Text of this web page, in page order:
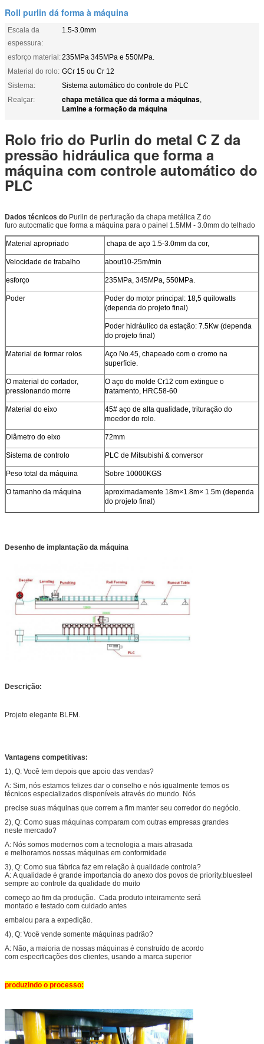
Roll purlin dá forma à máquina
Escala da
espessura:
1.5-3.0mm
esforço material:235MPa 345MPa e 550MPa.
Material do rolo: GCr 15 ou Cr 12
Sistema:
Sistema automático do controle do PLC
Realçar:
chapa metálica que dá forma a máquinas,
Lamine a formação da máquina
Rolo frio do Purlin do metal C Z da
pressão hidráulica que forma a
máquina com controle automático do
PLC
Dados técnicos do Purlin de perfuração da chapa metálica Z do
furo autocmatic que forma a máquina para o painel 1.5MM - 3.0mm do telhado
Material apropriado chapa de aço 1.5-3.0mm da cor,
Velocidade de trabalho about10-25m/min
esforço 235MPa, 345MPa, 550MPa.
Poder
Poder do motor principal: 18,5 quilowatts
(dependa do projeto final)
Poder hidráulico da estação: 7.5Kw (dependa
do projeto final)
Material de formar rolos
Aço No.45, chapeado com o cromo na
superfície.
O material do cortador,
pressionando morre
O aço do molde Cr12 com extingue o
tratamento, HRC58-60
Material do eixo
45# aço de alta qualidade, trituração do
moedor do rolo.
Diâmetro do eixo 72mm
Sistema de controlo PLC de Mitsubishi & conversor
Peso total da máquina Sobre 10000KGS
O tamanho da máquina
aproximadamente 18m×1.8m× 1.5m (dependa
do projeto final)
Desenho de implantação da máquina
Descrição:
Projeto elegante BLFM.
Vantagens competitivas:
1), Q: Você tem depois que apoio das vendas?
A: Sim, nós estamos felizes dar o conselho e nós igualmente temos os
técnicos especializados disponíveis através do mundo. Nós
precise suas máquinas que correm a fim manter seu corredor do negócio.
2), Q: Como suas máquinas comparam com outras empresas grandes
neste mercado?
A: Nós somos modernos com a tecnologia a mais atrasada
e melhoramos nossas máquinas em conformidade
3), Q: Como sua fábrica faz em relação à qualidade controla?
A: A qualidade é grande importancia do anexo dos povos de priority.bluesteel
sempre ao controle da qualidade do muito
começo ao fim da produção. Cada produto inteiramente será
montado e testado com cuidado antes
embalou para a expedição.
4), Q: Você vende somente máquinas padrão?
A: Não, a maioria de nossas máquinas é construído de acordo
com especificações dos clientes, usando a marca superior
produzindo o processo: